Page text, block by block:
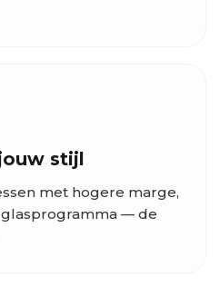
stijl
met hogere marge,
— de